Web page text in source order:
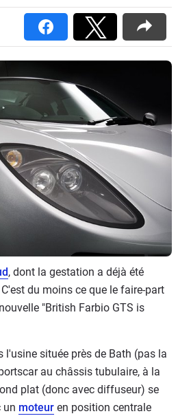
, dont la gestation a déjà été
du moins ce que le faire-part
"British Farbio GTS is
l'usine située près de Bath (pas la
au châssis tubulaire, à la
plat (donc avec diffuseur) se
un moteur en position centrale